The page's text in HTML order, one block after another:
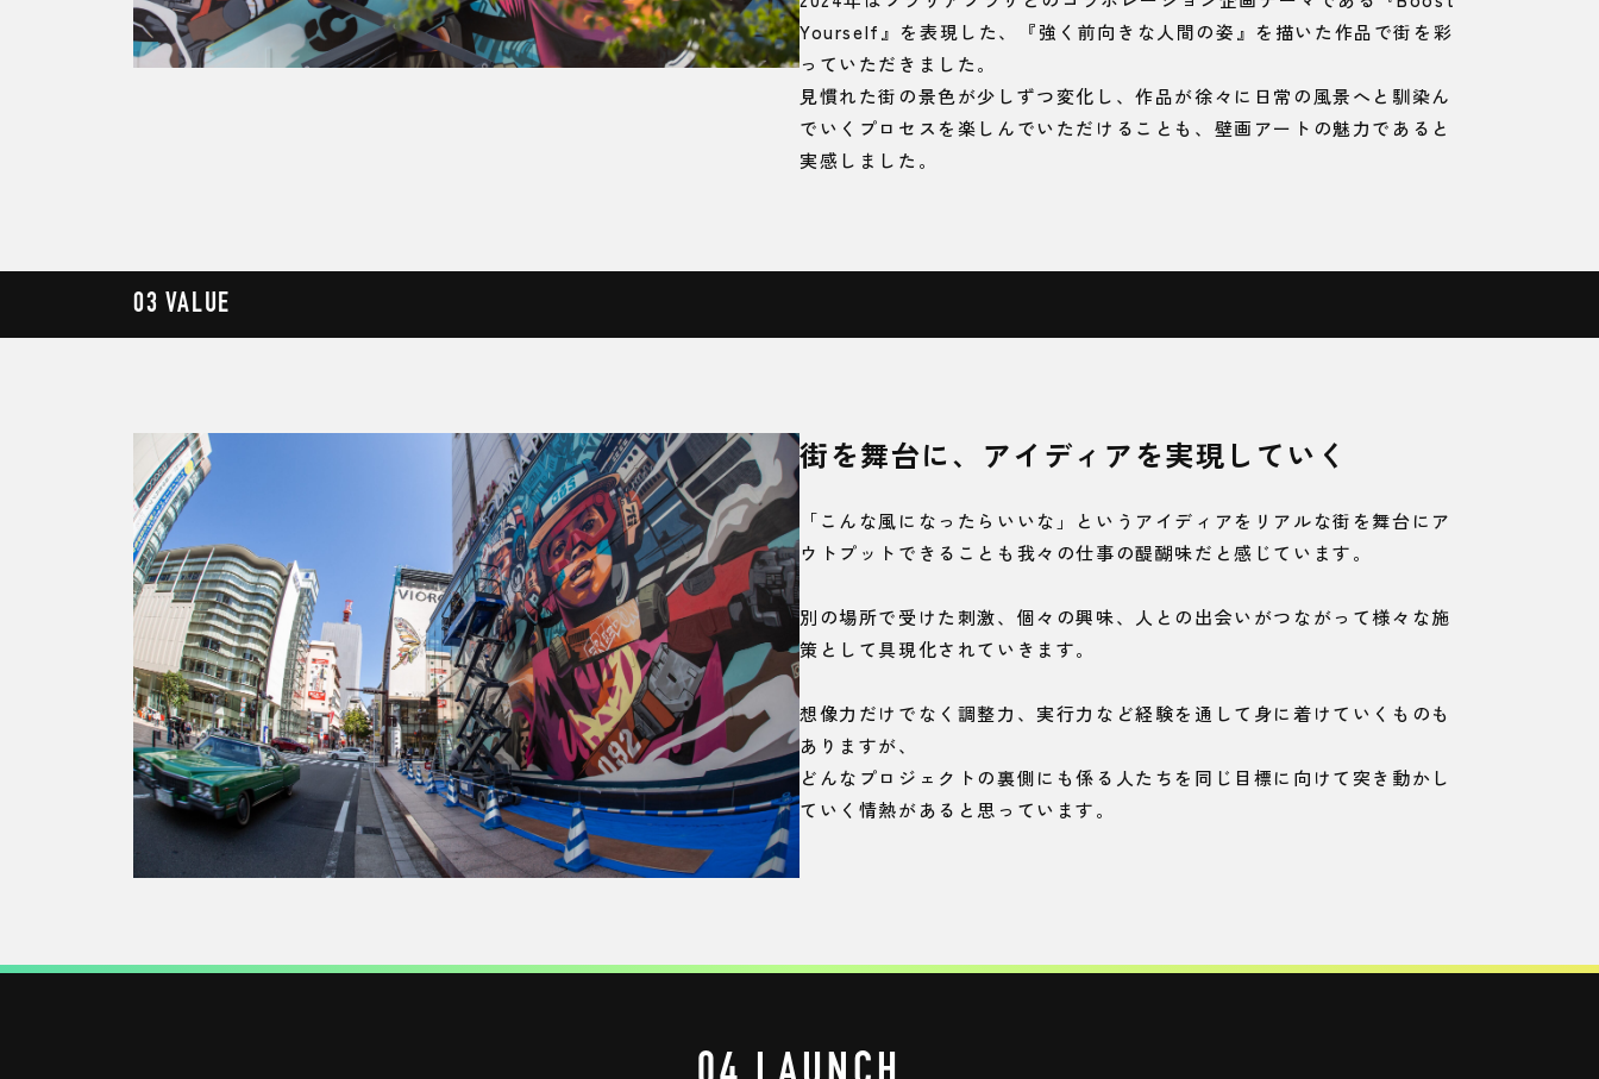
Yourself』を表現した、『強く前向きな人間の姿』を描いた作品で街を彩
っていただきました。
見慣れた街の景色が少しずつ変化し、作品が徐々に日常の風景へと馴染ん
でいくプロセスを楽しんでいただけることも、壁画アートの魅力であると
実感しました。
03 VALUE
街を舞台に、アイディアを実現していく
「こんな風になったらいいな」というアイディアをリアルな街を舞台にア
ウトプットできることも我々の仕事の醍醐味だと感じています。
別の場所で受けた刺激、個々の興味、人との出会いがつながって様々な施
策として具現化されていきます。
想像力だけでなく調整力、実行力など経験を通して身に着けていくものも
ありますが、
どんなプロジェクトの裏側にも係る人たちを同じ目標に向けて突き動かし
ていく情熱があると思っています。